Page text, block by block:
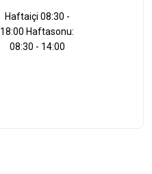
Haftaiçi 08:30 -
18:00 Haftasonu:
08:30 - 14:00